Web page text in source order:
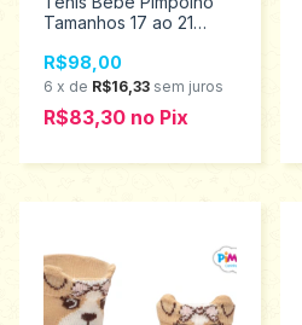
Tamanhos 17 ao 21
R$98,00
6 x de R$16,33 sem juros
R$83,30 no Pix